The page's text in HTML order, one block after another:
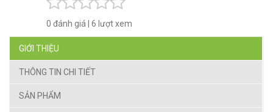
0 đánh giá 6 lượt xem
GIỚI THIỆU
THÔNG TIN CHI TIẾT
SẢN PHẨM